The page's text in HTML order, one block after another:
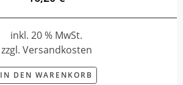
inkl. 20 % MwSt.
zzgl. Versandkosten
IN DEN WARENKORB